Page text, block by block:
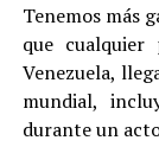
Tenemos más
que cualquier
Venezuela,
mundial,
durante un